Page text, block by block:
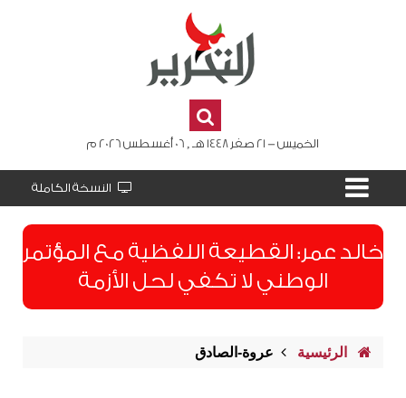
الخميس - 21 صفر 1448 هـ , 06 أغسطس 2026 م
النسخة الكاملة
​خالد عمر: القطيعة اللفظية مع المؤتمر
الوطني لا تكفي لحل الأزمة
الرئيسية عروة-الصادق